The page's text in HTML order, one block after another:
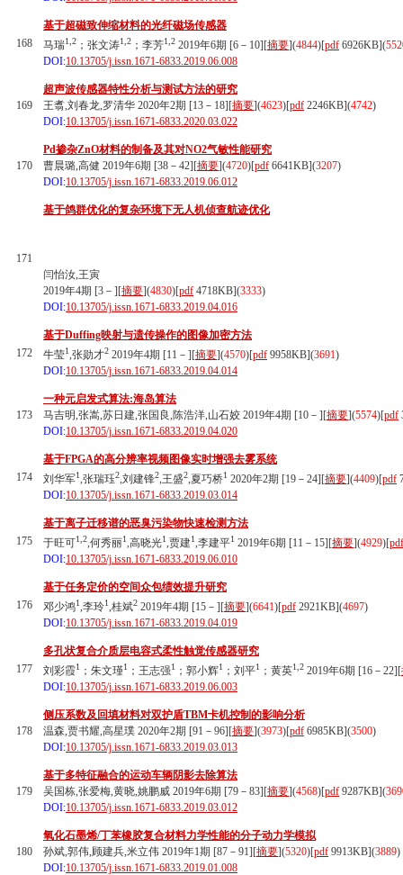
168
基于超磁致伸缩材料的光纤磁场传感器
马瑞1,2 ；张文涛1,2 ；李芳1,2 2019年6期 [6－10][摘要](4844)[pdf 6926KB](
DOI:10.13705/j.issn.1671-6833.2019.06.008
169
超声波传感器特性分析与测试方法的研究
王翥,刘春龙,罗清华 2020年2期 [13－18][摘要](4623)[pdf 2246KB](4742)
DOI:10.13705/j.issn.1671-6833.2020.03.022
170
Pd掺杂ZnO材料的制备及其对NO2气敏性能研究
曹晨璐,高健 2019年6期 [38－42][摘要](4720)[pdf 6641KB](3207)
DOI:10.13705/j.issn.1671-6833.2019.06.012
171
基于鸽群优化的复杂环境下无人机侦查航迹优化
闫怡汝,王寅
2019年4期 [3－][摘要](4830)[pdf 4718KB](3333)
DOI:10.13705/j.issn.1671-6833.2019.04.016
172
基于Duffing映射与遗传操作的图像加密方法
牛莹1,张勋才2 2019年4期 [11－][摘要](4570)[pdf 9958KB](3691)
DOI:10.13705/j.issn.1671-6833.2019.04.014
173
一种元启发式算法:海岛算法
马吉明,张嵩,苏日建,张国良,陈浩洋,山石姣 2019年4期 [10－][摘要](5574)[pdf
DOI:10.13705/j.issn.1671-6833.2019.04.020
174
基于FPGA的高分辨率视频图像实时增强去雾系统
刘华军1,张瑞珏2,刘建锋2,王盛2,夏巧桥1 2020年2期 [19－24][摘要](4409)[pdf
DOI:10.13705/j.issn.1671-6833.2019.03.014
175
基于离子迁移谱的恶臭污染物快速检测方法
于旺可1,2,何秀丽1,高晓光1,贾建1,李建平1 2019年6期 [11－15][摘要](4929)[pdf
DOI:10.13705/j.issn.1671-6833.2019.06.010
176
基于任务定价的空间众包绩效提升研究
邓少鸿1,李玲1,桂斌2 2019年4期 [15－][摘要](6641)[pdf 2921KB](4697)
DOI:10.13705/j.issn.1671-6833.2019.04.019
177
多孔状复合介质层电容式柔性触觉传感器研究
刘彩霞1 ；朱文瑾1 ；王志强1 ；郭小辉1 ；刘平1 ；黄英1,2 2019年6期 [16－22][
DOI:10.13705/j.issn.1671-6833.2019.06.003
178
侧压系数及回填材料对双护盾TBM卡机控制的影响分析
温森,贾书耀,高星璞 2020年2期 [91－96][摘要](3973)[pdf 6985KB](3500)
DOI:10.13705/j.issn.1671-6833.2019.03.013
179
基于多特征融合的运动车辆阴影去除算法
吴国栋,张爱梅,黄晓,姚鹏威 2019年6期 [79－83][摘要](4568)[pdf 9287KB](
DOI:10.13705/j.issn.1671-6833.2019.03.012
180
氧化石墨烯/丁苯橡胶复合材料力学性能的分子动力学模拟
孙斌,郭伟,顾建兵,米立伟 2019年1期 [87－91][摘要](5320)[pdf 9913KB](3889)
DOI:10.13705/j.issn.1671-6833.2019.01.008